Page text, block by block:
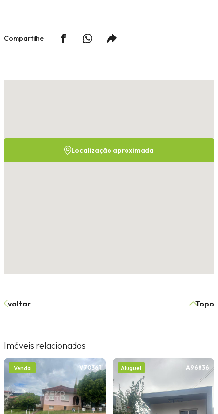
Compartilhe
Localização aproximada
voltar Topo
Imóveis relacionados
Venda V70361 Aluguel A96836